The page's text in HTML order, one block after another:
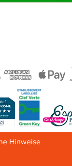
Hinweise